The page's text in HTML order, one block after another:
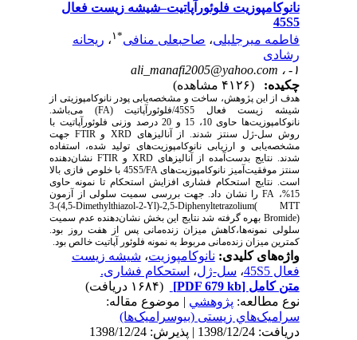
نانوکامپوزیت فلوئورآپاتیت–شیشه زیست فعال
45S5
فاطمه میرجلیلی،صاحبعلی منافی ۱،ریحانه
رشادی
ali_manafi2005@yahoo.com
چکیده:
هدف از این پژوهش، ساخت و مشخصه‌یابی پودر نانوکامپوزیتی از
شیشه زیست فعال
45S5/فلوئورآپاتیت ( FA) می‌باشد.
نانوکامپوزیت‌ها حاوی 10، 15 و 20 درصد وزنی فلوئورآپاتیت با
روش سل-ژل سنتز شدند.از آنالیزهایXRDوFTIRجهت
مشخصه‌یابی و ارزیابی نانوکامپوزیت‌های تولید شده، استفاده
شدند. نتایج بدست‌آمده از آنالیزهایXRDوFTIRنشان‌دهنده
سنتز موفقیت‌آمیز نانوکامپوزیت‌های45S5/FAبا خلوص فازی بالا
است. نتایج استحکام فشاری افزایش استحکام تا نمونه حاوی
15%،
FAرا نشان داد. جهت بررسی سمیت سلولی از آزمون
MTT
3-(4,5-Dimethylthiazol-2-Yl)-2,5-Diphenyltetrazolium
Bromide)بهره گرفته شد نتایج این بخش نشان‌دهنده عدم سمیت
سلولی نمونه‌ها،کاهش میزان زنده‌مانی پس از هفت روز بود.
کمترین میزان زنده‌مانی مربوط به نمونه فلوئور آپاتیت خالص بود.
واژه‌های کلیدی:نانوکامپوزیت،شیشه زیست
فعال 45S5
،سل-ژل،استحکام فشاری.
متن کامل[PDF 679 kb]
نوع مطالعه:پژوهشي| موضوع مقاله:
سراميک‌هاي زیستی (بیوسرامیک‌ها)
دریافت: 1398/12/24 | پذیرش: 1398/12/24